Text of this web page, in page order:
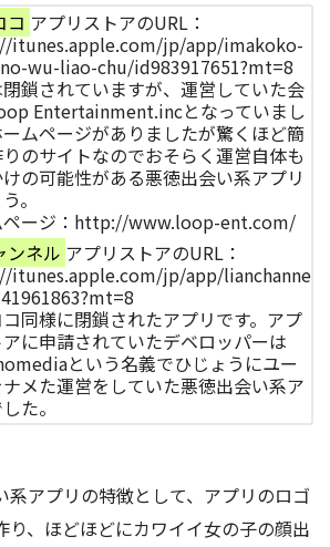
コ アプリストアのURL：
itunes.apple.com/jp/app/imakoko-
wu-liao-chu/id983917651?mt=8
鎖されていますが、運営していた会
Entertainment.incとなっていまし
ムページがありましたが驚くほど簡
のサイトなのでおそらく運営自体も
の可能性がある悪徳出会い系アプリ
。
ページ：http://www.loop-ent.com/
ンネル アプリストアのURL：
itunes.apple.com/jp/app/lianchanne
同様に閉鎖されたアプリです。アプ
アに申請されていたデベロッパーは
という名義でひじょうにユー
メた運営をしていた悪徳出会い系ア
た。
系アプリの特徴として、アプリのロゴ
り、ほどほどにカワイイ女の子の顔出